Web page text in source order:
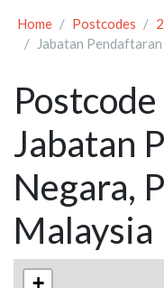
Home Postcodes
Jabatan
Jabatan
Negara,
Malaysia
+